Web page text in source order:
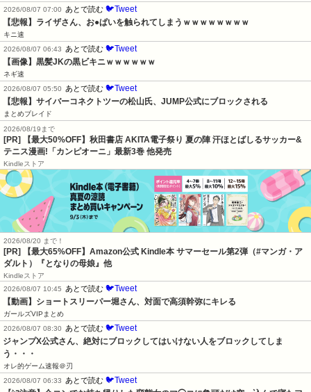
2026/08/07 07:00
あとで読む 🐦Tweet
【悲報】ライザさん、お●ぱいを触られてしまうｗｗｗｗｗｗｗｗ
キニ速
2026/08/07 06:43
あとで読む 🐦Tweet
【画像】黒髪JKの黒ビキニｗｗｗｗｗｗ
ネギ速
2026/08/07 05:50
あとで読む 🐦Tweet
【悲報】サイバーコネクトツーの松山氏、JUMP公式にブロックされる
まとめブレイド
2026/08/19まで
[PR] 【最大50%OFF】秋田書店 AKITA電子祭り 夏の陣 汗ほとばしるサッカー&
テニス漫画!「カンピオーニ」最新3巻 他発売
Kindleストア
2026/08/20 まで！
[PR]
【最大65%OFF】Amazon公式 Kindle本 サマーセール第2弾（#マンガ・ア
ダルト）『となりの母娘』他
Kindleストア
2026/08/07 10:45
あとで読む 🐦Tweet
【動画】ショートスリーパー堀さん、対面で高須幹弥にキレる
ガールズVIPまとめ
2026/08/07 08:30
あとで読む 🐦Tweet
ジャンプX公式さん、絶対にブロックしてはいけない人をブロックしてしま
う・・・
オレ的ゲーム速報＠刃
2026/08/07 06:33
あとで読む 🐦Tweet